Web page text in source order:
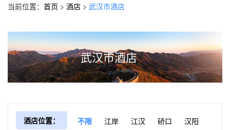
当前位置： 首页 > 酒店 > 武汉市酒店
武汉市酒店
酒店位置： 不限 江岸 江汉 硚口 汉阳